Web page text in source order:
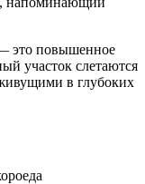
это повышенное
участок слетаются
в глубоких